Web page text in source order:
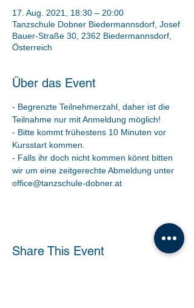
17. Aug. 2021, 18:30 – 20:00
Tanzschule Dobner Biedermannsdorf, Josef
Bauer-Straße 30, 2362 Biedermannsdorf,
Österreich
Über das Event
- Begrenzte Teilnehmerzahl, daher ist die
Teilnahme nur mit Anmeldung möglich!
- Bitte kommt frühestens 10 Minuten vor
Kursstart kommen.
- Falls ihr doch nicht kommen könnt bitten
wir um eine zeitgerechte Abmeldung unter
office@tanzschule-dobner.at
Share This Event